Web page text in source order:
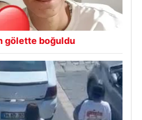
gölette boğuldu